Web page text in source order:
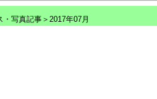
・写真記事＞2017年07月